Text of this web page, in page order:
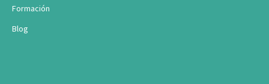
Formación
Blog